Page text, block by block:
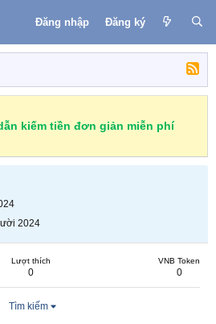
Đăng nhập Đăng ký
kiếm tiền đơn giản miễn phí
2024
Lượt thích
0
VNB Token
0
Tìm kiếm